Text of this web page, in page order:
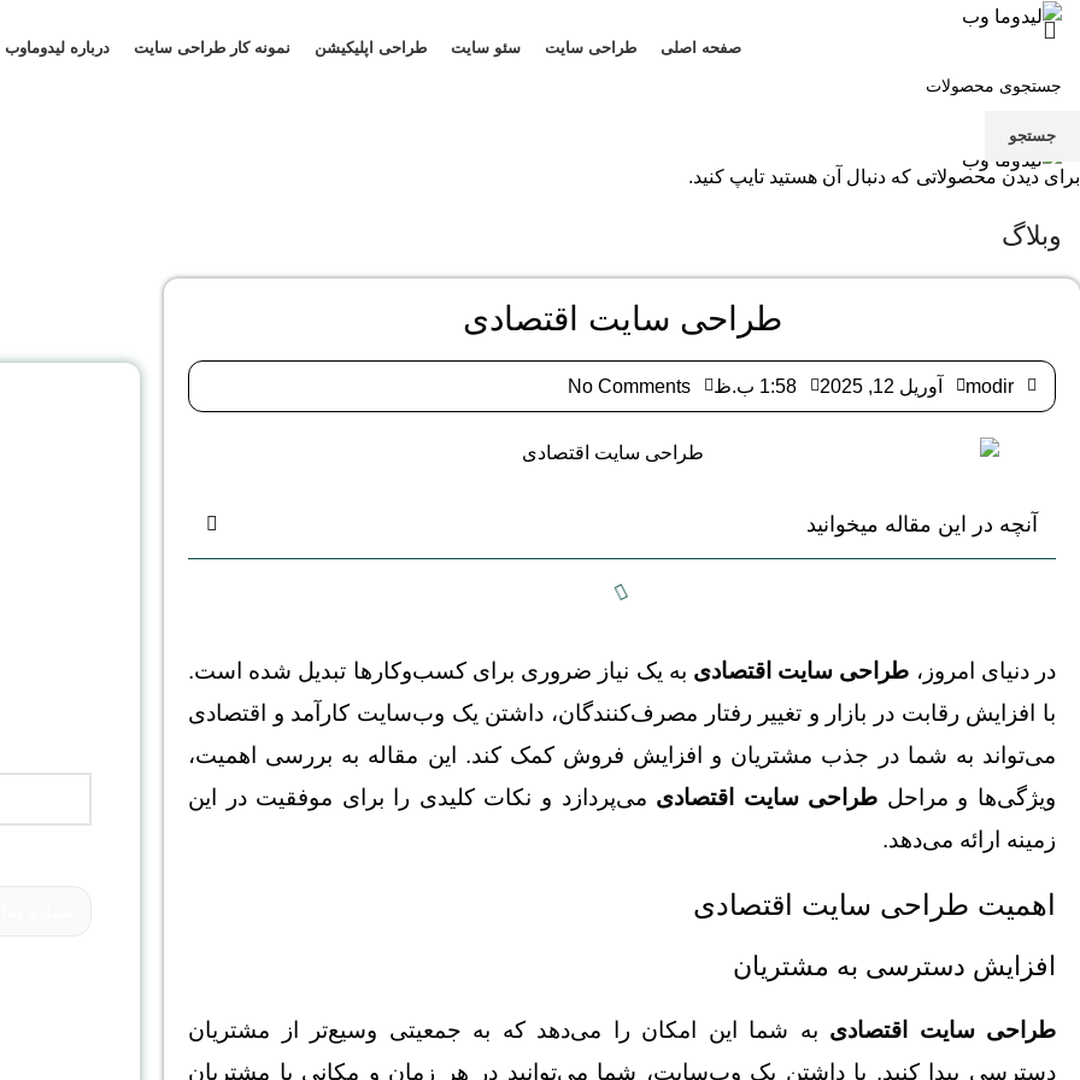
صفحه اصلی طراحی سایت سئو سایت طراحی اپلیکیشن نمونه کار طراحی سایت درباره لیدوماوب
وبلاگ
طراحی سایت اقتصادی
modir آوریل 12, 2025 1:58 ب.ظ No Comments
آنچه در این مقاله میخوانید
در دنیای امروز، طراحی سایت اقتصادی به یک نیاز ضروری برای کسب‌وکارها تبدیل شده است.
با افزایش رقابت در بازار و تغییر رفتار مصرف‌کنندگان، داشتن یک وب‌سایت کارآمد و اقتصادی
می‌تواند به شما در جذب مشتریان و افزایش فروش کمک کند. این مقاله به بررسی اهمیت،
ویژگی‌ها و مراحل طراحی سایت اقتصادی می‌پردازد و نکات کلیدی را برای موفقیت در این
زمینه ارائه می‌دهد.
اهمیت طراحی سایت اقتصادی
افزایش دسترسی به مشتریان
طراحی سایت اقتصادی به شما این امکان را می‌دهد که به جمعیتی وسیع‌تر از مشتریان
دسترسی پیدا کنید. با داشتن یک وب‌سایت، شما می‌توانید در هر زمان و مکانی با مشتریان
جستجو
برای دیدن محصولاتی که دنبال آن هستید تایپ کنید.